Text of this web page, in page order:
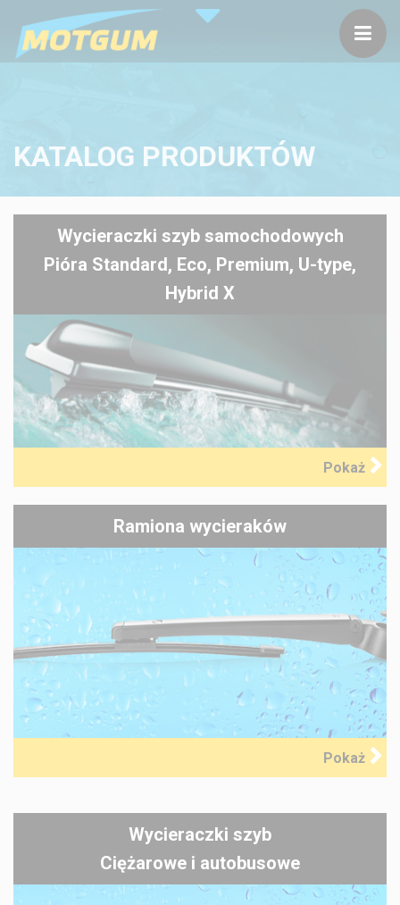
KATALOG PRODUKTÓW
Wycieraczki szyb samochodowych
Pióra Standard, Eco, Premium, U-type,
Hybrid X
Pokaż
Ramiona wycieraków
Pokaż
Wycieraczki szyb
Ciężarowe i autobusowe